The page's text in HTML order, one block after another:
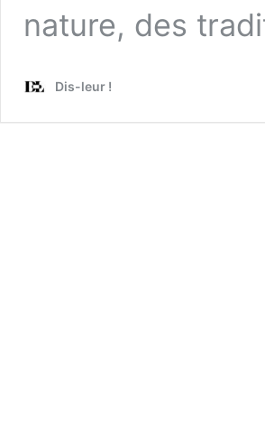
nature, des
Dis-leur !